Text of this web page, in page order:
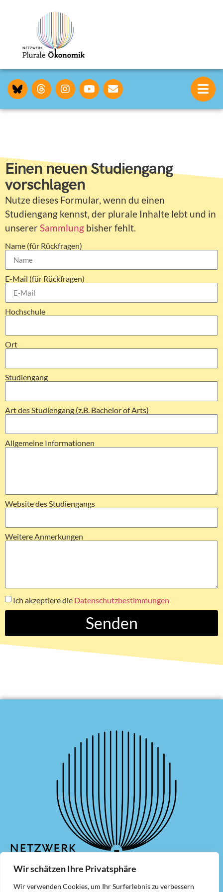
Wir schätzen Ihre Privatsphäre
Wir verwenden Cookies, um Ihr Surferlebnis zu verbessern
Einen neuen Studiengang
vorschlagen
Nutze dieses Formular, wenn du einen
Studiengang kennst, der plurale Inhalte lebt und in
unsererSammlung bisher fehlt.
Name (für Rückfragen)
E-Mail (für Rückfragen)
Hochschule
Ort
Studiengang
Art des Studiengang (z.B. Bachelor of Arts)
Allgemeine Informationen
Website des Studiengangs
Weitere Anmerkungen
Ich akzeptiere die Datenschutzbestimmungen
Senden